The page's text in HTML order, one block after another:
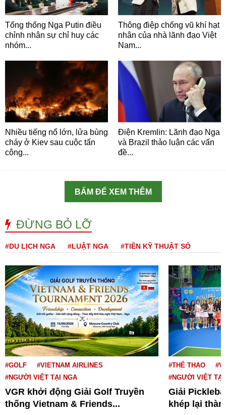
Tổng thống Nga Putin điều
chỉnh nhân sự chỉ huy các
nhóm...
Thông điệp chống vũ khí hạt
nhân của nhà lãnh đạo Việt
Nam...
Nhiều tiếng nổ lớn, lửa bùng
cháy ở Kiev sau cuộc tấn
công...
Điện Kremlin: Lãnh đạo Nga
và Brazil thảo luận các vấn
đề...
BẤM ĐỂ XEM THÊM
ĐỪNG BỎ LỠ
#DU LỊCH NGA #LUẬT NGA #TIỀN KỸ THUẬT SỐ
#GOLF
#VIETNAM AIRLINES
#NGƯỜI VIỆT TẠI NGA
VGR khởi động Giải Golf Truyền
thống Vietnam & Friends...
#THỂ THAO
#NGƯỜI VIỆT TẠI
Giải
khép lại